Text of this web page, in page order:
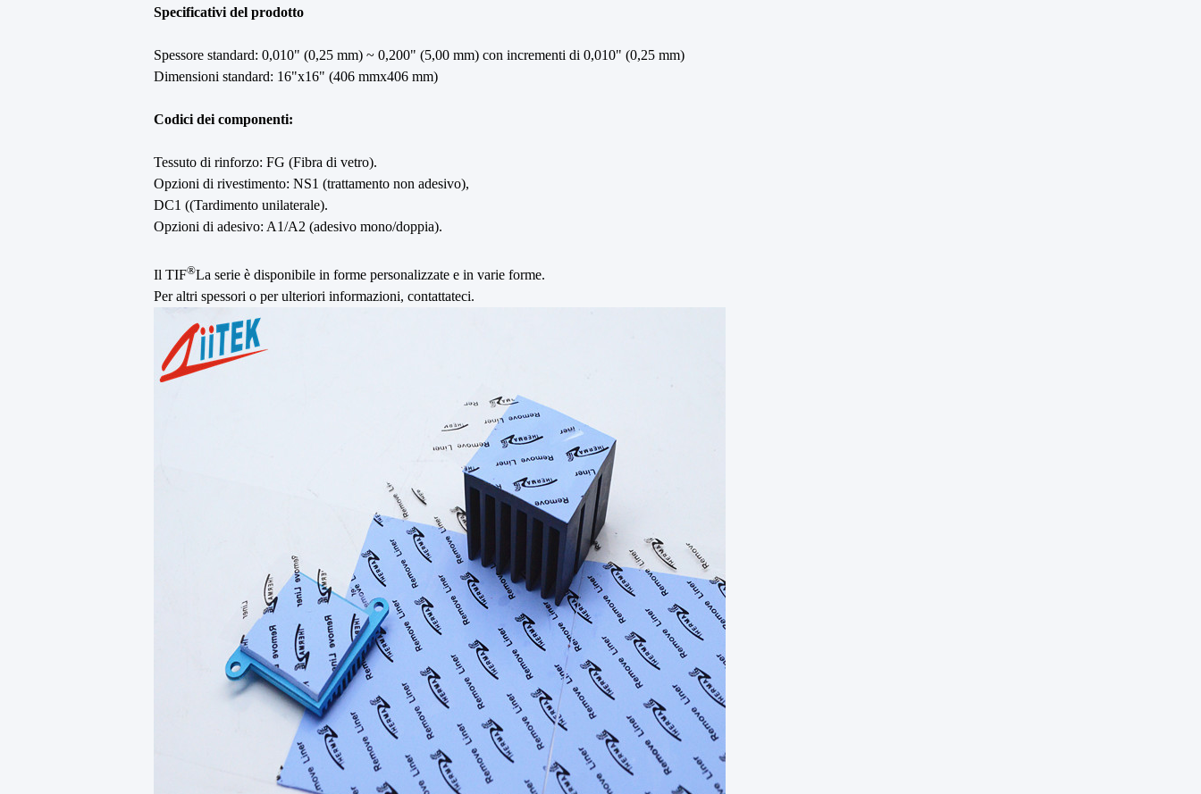
Specificativi del prodotto
Spessore standard: 0,010" (0,25 mm) ~ 0,200" (5,00 mm) con incrementi di 0,010" (0,25 mm)
Dimensioni standard: 16"x16" (406 mmx406 mm)
Codici dei componenti:
Tessuto di rinforzo: FG (Fibra di vetro).
Opzioni di rivestimento: NS1 (trattamento non adesivo),
DC1 ((Tardimento unilaterale).
Opzioni di adesivo: A1/A2 (adesivo mono/doppia).
Il TIF®La serie è disponibile in forme personalizzate e in varie forme.
Per altri spessori o per ulteriori informazioni, contattateci.